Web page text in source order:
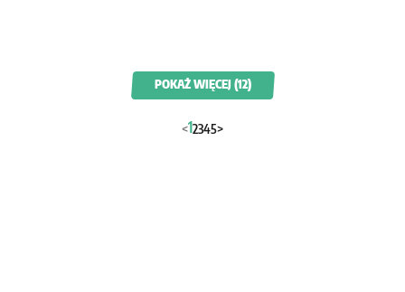
POKAŻ WIĘCEJ (12)
<12345>